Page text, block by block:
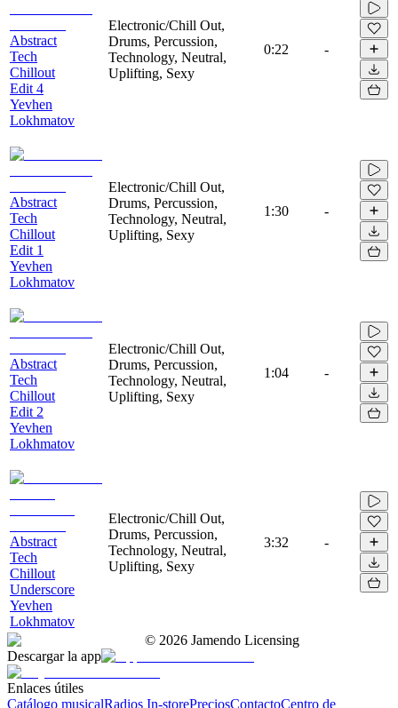
Abstract
Tech
Chillout
Edit 4
Yevhen
Lokhmatov
Electronic/Chill Out,
Drums, Percussion,
Technology, Neutral,
Uplifting, Sexy
0:22 -
Abstract
Tech
Chillout
Edit 1
Yevhen
Lokhmatov
Electronic/Chill Out,
Drums, Percussion,
Technology, Neutral,
Uplifting, Sexy
1:30 -
Abstract
Tech
Chillout
Edit 2
Yevhen
Lokhmatov
Electronic/Chill Out,
Drums, Percussion,
Technology, Neutral,
Uplifting, Sexy
1:04 -
Abstract
Tech
Chillout
Underscore
Yevhen
Lokhmatov
Electronic/Chill Out,
Drums, Percussion,
Technology, Neutral,
Uplifting, Sexy
3:32 -
© 2026 Jamendo Licensing
Descargar la app
Enlaces útiles
Catálogo musicalRadios In-storePreciosContactoCentro de